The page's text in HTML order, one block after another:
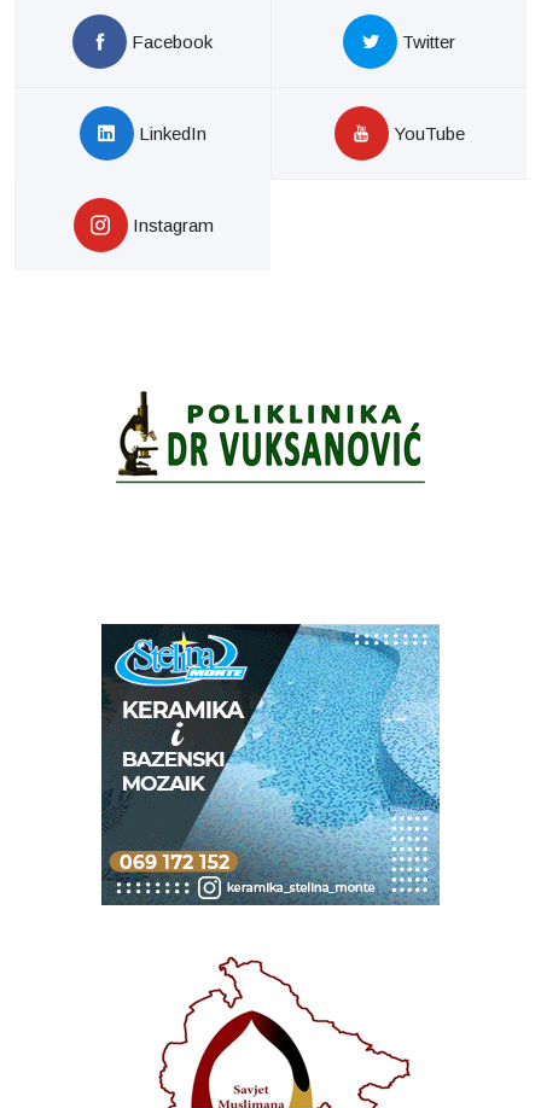
Facebook Twitter
LinkedIn YouTube
Instagram